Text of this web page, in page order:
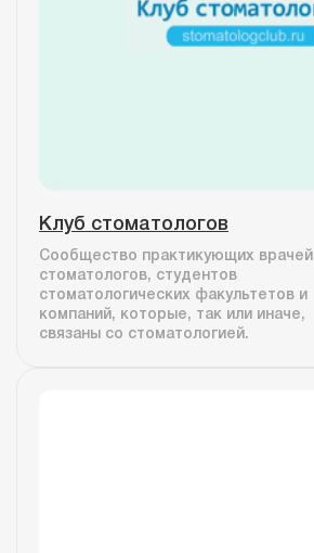
Клуб стоматологов
Сообщество практикующих врачей
стоматологов, студентов
стоматологических факультетов и
компаний, которые, так или иначе,
связаны со стоматологией.